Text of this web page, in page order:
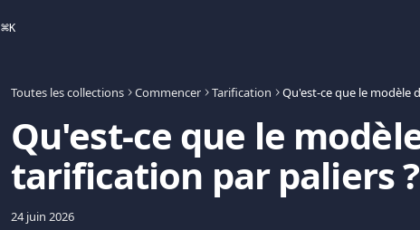
⌘K
Toutes les collections Commencer Tarification
Qu'est-ce que le
tarification par paliers ?
24 juin 2026